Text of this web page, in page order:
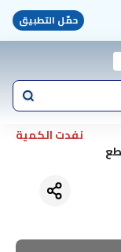
حمّل التطبيق
نفدت الكمية